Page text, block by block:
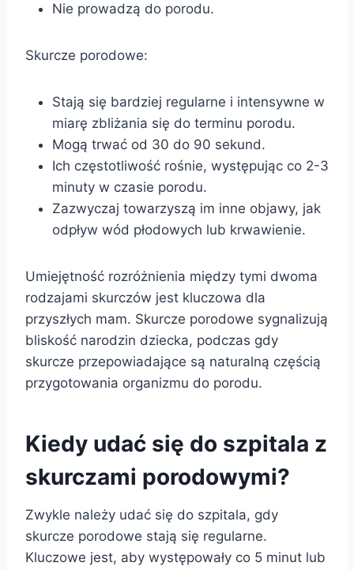
Nie prowadzą do porodu.
Skurcze porodowe:
Stają się bardziej regularne i intensywne w
miarę zbliżania się do terminu porodu.
Mogą trwać od 30 do 90 sekund.
Ich częstotliwość rośnie, występując co 2-3
minuty w czasie porodu.
Zazwyczaj towarzyszą im inne objawy, jak
odpływ wód płodowych lub krwawienie.
Umiejętność rozróżnienia między tymi dwoma
rodzajami skurczów jest kluczowa dla
przyszłych mam. Skurcze porodowe sygnalizują
bliskość narodzin dziecka, podczas gdy
skurcze przepowiadające są naturalną częścią
przygotowania organizmu do porodu.
Kiedy udać się do szpitala z
skurczami porodowymi?
Zwykle należy udać się do szpitala, gdy
skurcze porodowe stają się regularne.
Kluczowe jest, aby występowały co 5 minut lub